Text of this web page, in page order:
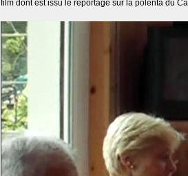
film dont est issu le reportage sur la polenta du